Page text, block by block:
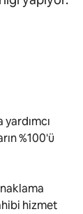
%100'ü
hizmet